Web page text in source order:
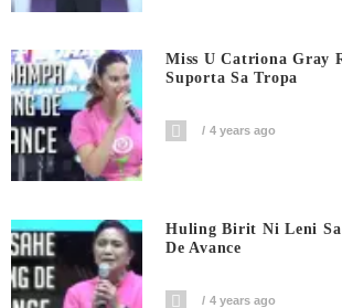
Miss U Catriona Gray
Suporta Sa Tropa
4 years ago
Huling Birit Ni Leni
De Avance
4 years ago